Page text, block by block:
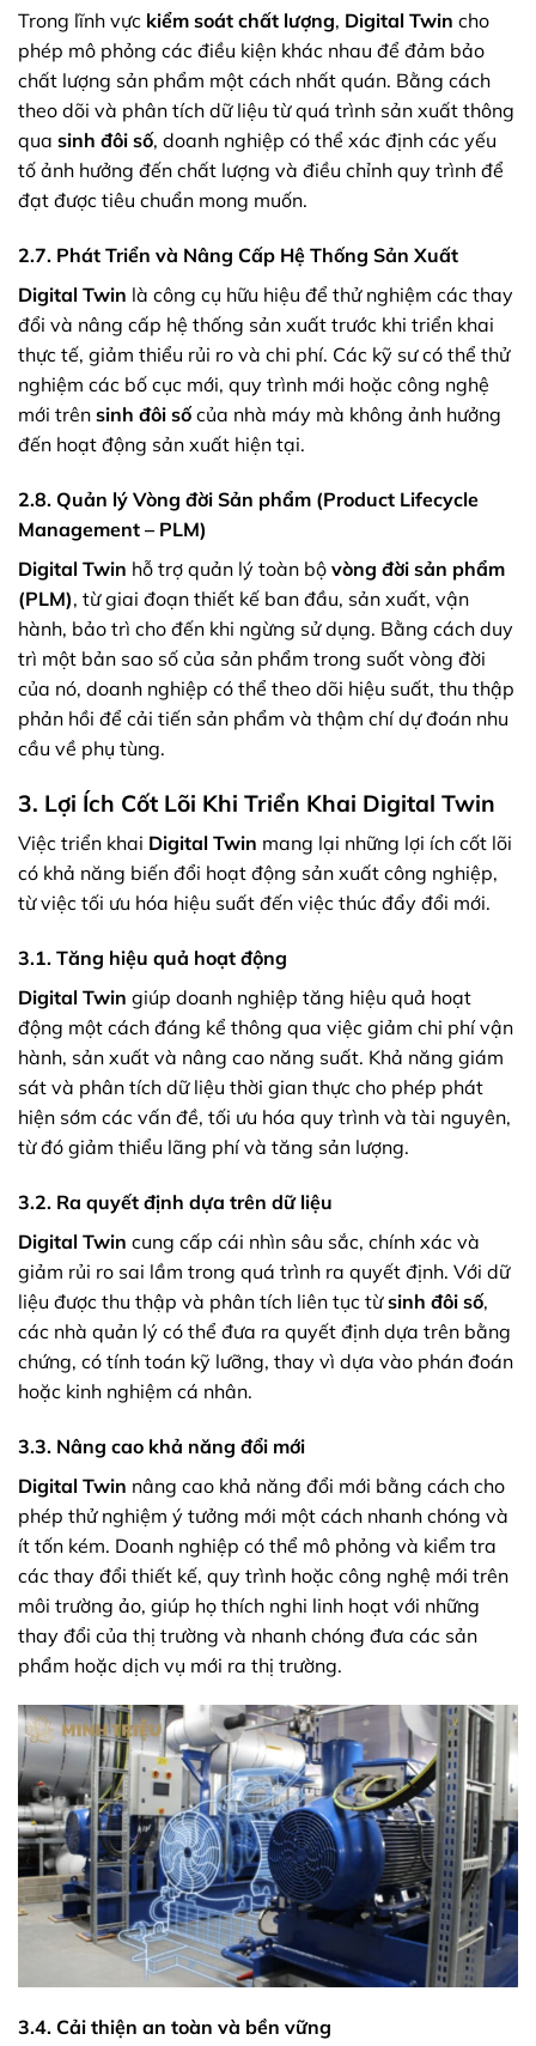
Trong lĩnh vực kiểm soát chất lượng, Digital Twin cho
phép mô phỏng các điều kiện khác nhau để đảm bảo
chất lượng sản phẩm một cách nhất quán. Bằng cách
theo dõi và phân tích dữ liệu từ quá trình sản xuất thông
qua sinh đôi số, doanh nghiệp có thể xác định các yếu
tố ảnh hưởng đến chất lượng và điều chỉnh quy trình để
đạt được tiêu chuẩn mong muốn.
2.7. Phát Triển và Nâng Cấp Hệ Thống Sản Xuất
Digital Twin là công cụ hữu hiệu để thử nghiệm các thay
đổi và nâng cấp hệ thống sản xuất trước khi triển khai
thực tế, giảm thiểu rủi ro và chi phí. Các kỹ sư có thể thử
nghiệm các bố cục mới, quy trình mới hoặc công nghệ
mới trên sinh đôi sốcủa nhà máy mà không ảnh hưởng
đến hoạt động sản xuất hiện tại.
2.8. Quản lý Vòng đời Sản phẩm (Product Lifecycle
Management – PLM)
Digital Twin hỗ trợ quản lý toàn bộ vòng đời sản phẩm
(PLM), từ giai đoạn thiết kế ban đầu, sản xuất, vận
hành, bảo trì cho đến khi ngừng sử dụng. Bằng cách duy
trì một bản sao số của sản phẩm trong suốt vòng đời
của nó, doanh nghiệp có thể theo dõi hiệu suất, thu thập
phản hồi để cải tiến sản phẩm và thậm chí dự đoán nhu
cầu về phụ tùng.
3. Lợi Ích Cốt Lõi Khi Triển Khai Digital Twin
Việc triển khai Digital Twin mang lại những lợi ích cốt lõi
có khả năng biến đổi hoạt động sản xuất công nghiệp,
từ việc tối ưu hóa hiệu suất đến việc thúc đẩy đổi mới.
3.1. Tăng hiệu quả hoạt động
Digital Twin giúp doanh nghiệp tăng hiệu quả hoạt
động một cách đáng kể thông qua việc giảm chi phí vận
hành, sản xuất và nâng cao năng suất. Khả năng giám
sát và phân tích dữ liệu thời gian thực cho phép phát
hiện sớm các vấn đề, tối ưu hóa quy trình và tài nguyên,
từ đó giảm thiểu lãng phí và tăng sản lượng.
3.2. Ra quyết định dựa trên dữ liệu
Digital Twin cung cấp cái nhìn sâu sắc, chính xác và
giảm rủi ro sai lầm trong quá trình ra quyết định. Với dữ
liệu được thu thập và phân tích liên tục từsinh đôi số,
các nhà quản lý có thể đưa ra quyết định dựa trên bằng
chứng, có tính toán kỹ lưỡng, thay vì dựa vào phán đoán
hoặc kinh nghiệm cá nhân.
3.3. Nâng cao khả năng đổi mới
Digital Twin nâng cao khả năng đổi mới bằng cách cho
phép thử nghiệm ý tưởng mới một cách nhanh chóng và
ít tốn kém. Doanh nghiệp có thể mô phỏng và kiểm tra
các thay đổi thiết kế, quy trình hoặc công nghệ mới trên
môi trường ảo, giúp họ thích nghi linh hoạt với những
thay đổi của thị trường và nhanh chóng đưa các sản
phẩm hoặc dịch vụ mới ra thị trường.
3.4. Cải thiện an toàn và bền vững